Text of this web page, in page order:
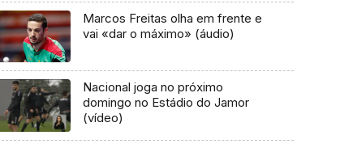
Marcos Freitas olha em frente e
vai «dar o máximo» (áudio)
Nacional joga no próximo
domingo no Estádio do Jamor
(vídeo)